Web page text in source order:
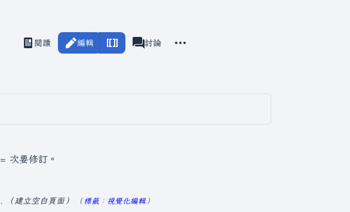
視圖閱讀 編輯
檢視歷史 associated-pages
分類
討論
= 次要修訂。
建立空白頁面 標籤： 視覺化編輯